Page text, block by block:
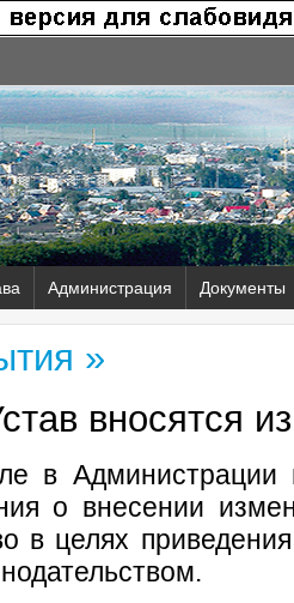
Администрация Документы
»
вносятся
в Администрации
о внесении
в целях